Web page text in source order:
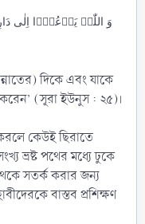
وَ اللّٰہُ یَدۡعُوۡۤا اِلٰی
দিকে এবং যাকে
করেন’ (সূরা ইউনুস : ২৫)।
কেউই ছিরাতে
ভ্রষ্ট পথের মধ্যে ঢুকে
সতর্ক করার জন্য
বাস্তব প্রশিক্ষণ